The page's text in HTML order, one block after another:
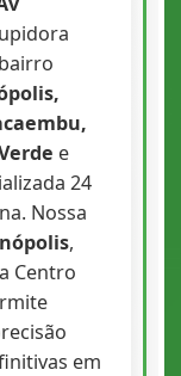
e
24
Nossa
,
Centro
em